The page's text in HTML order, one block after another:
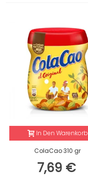
In Den Warenkorb
ColaCao 310 gr
7,69 €